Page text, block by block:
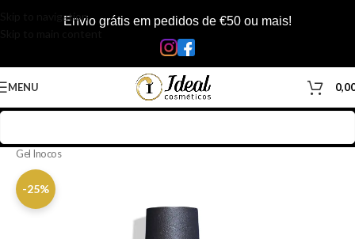
Skip to navigationEnvio grátis em pedidos de €50 ou mais!
MENU
Gel Inocos
-25%